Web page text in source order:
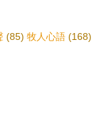
(85) 牧人心語 (168)